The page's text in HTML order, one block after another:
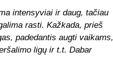
intensyviai ir daug, tačiau
rasti. Kažkada, prieš
padedantis augti vaikams,
ligų ir t.t. Dabar